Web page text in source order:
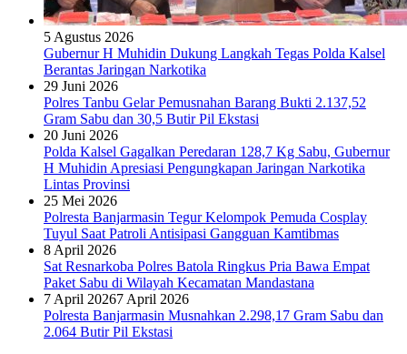
5 Agustus 2026
Gubernur H Muhidin Dukung Langkah Tegas Polda Kalsel
Berantas Jaringan Narkotika
29 Juni 2026
Polres Tanbu Gelar Pemusnahan Barang Bukti 2.137,52
Gram Sabu dan 30,5 Butir Pil Ekstasi
20 Juni 2026
Polda Kalsel Gagalkan Peredaran 128,7 Kg Sabu, Gubernur
H Muhidin Apresiasi Pengungkapan Jaringan Narkotika
Lintas Provinsi
25 Mei 2026
Polresta Banjarmasin Tegur Kelompok Pemuda Cosplay
Tuyul Saat Patroli Antisipasi Gangguan Kamtibmas
8 April 2026
Sat Resnarkoba Polres Batola Ringkus Pria Bawa Empat
Paket Sabu di Wilayah Kecamatan Mandastana
7 April 20267 April 2026
Polresta Banjarmasin Musnahkan 2.298,17 Gram Sabu dan
2.064 Butir Pil Ekstasi